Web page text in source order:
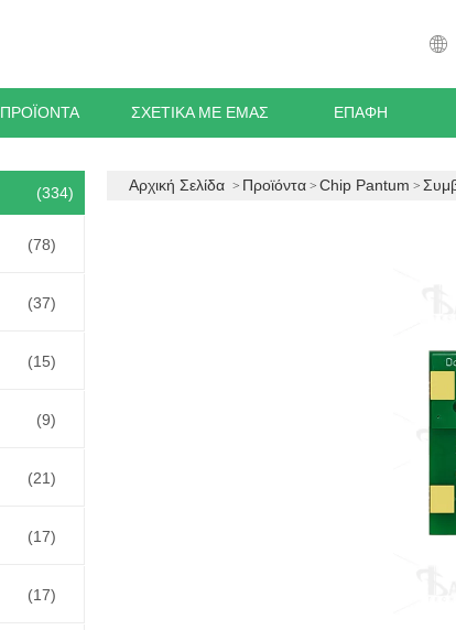
ΠΡΟΪΌΝΤΑ ΣΧΕΤΙΚΆ ΜΕ ΕΜΆΣ ΕΠΑΦΉ
(334)
(78)
(37)
(15)
(9)
(21)
(17)
(17)
Αρχική Σελίδα Προϊόντα Chip Pantum